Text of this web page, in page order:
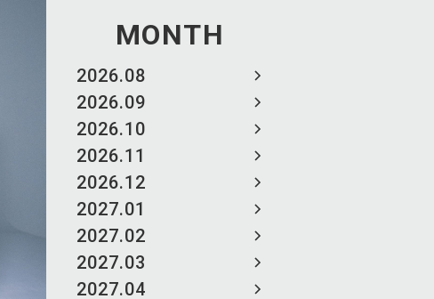
MONTH
2026.08
2026.09
2026.10
2026.11
2026.12
2027.01
2027.02
2027.03
2027.04